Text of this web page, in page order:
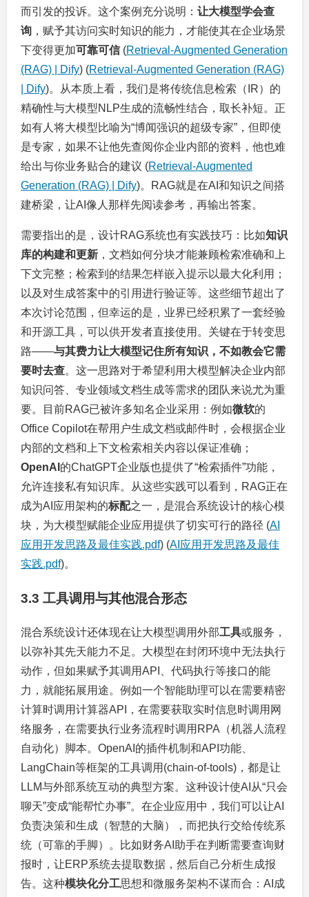
而引发的投诉。这个案例充分说明： 让大模型学会查
询 ，赋予其访问实时知识的能力，才能使其在企业场景
下变得更加可靠可信(Retrieval-Augmented Generation
(RAG) | Dify) (Retrieval-Augmented Generation (RAG)
| Dify)。从本质上看，我们是将传统信息检索（IR）的
精确性与大模型NLP生成的流畅性结合，取长补短。正
如有人将大模型比喻为“博闻强识的超级专家”，但即使
是专家，如果不让他先查阅你企业内部的资料，他也难
给出与你业务贴合的建议 (Retrieval-Augmented
Generation (RAG) | Dify)。RAG就是在AI和知识之间搭
建桥梁，让AI像人那样先阅读参考，再输出答案。
需要指出的是，设计RAG系统也有实践技巧：比如知识
库的构建和更新 ，文档如何分块才能兼顾检索准确和上
下文完整；检索到的结果怎样嵌入提示以最大化利用；
以及对生成答案中的引用进行验证等。这些细节超出了
本次讨论范围，但幸运的是，业界已经积累了一套经验
和开源工具，可以供开发者直接使用。关键在于转变思
路——与其费力让大模型记住所有知识，不如教会它需
要时去查。这一思路对于希望利用大模型解决企业内部
知识问答、专业领域文档生成等需求的团队来说尤为重
要。目前RAG已被许多知名企业采用：例如微软的
Office Copilot在帮用户生成文档或邮件时，会根据企业
内部的文档和上下文检索相关内容以保证准确；
OpenAI 的ChatGPT企业版也提供了“检索插件”功能，
允许连接私有知识库。从这些实践可以看到，RAG正在
成为AI应用架构的标配之一，是混合系统设计的核心模
块，为大模型赋能企业应用提供了切实可行的路径 (AI
应用开发思路及最佳实践.pdf) (AI应用开发思路及最佳
实践.pdf)。
3.3 工具调用与其他混合形态
混合系统设计还体现在让大模型调用外部工具或服务，
以弥补其先天能力不足。大模型在封闭环境中无法执行
动作，但如果赋予其调用API、代码执行等接口的能
力，就能拓展用途。例如一个智能助理可以在需要精密
计算时调用计算器API，在需要获取实时信息时调用网
络服务，在需要执行业务流程时调用RPA（机器人流程
自动化）脚本。OpenAI的插件机制和API功能、
LangChain等框架的工具调用(chain-of-tools)，都是让
LLM与外部系统互动的典型方案。这种设计使AI从“只会
聊天”变成“能帮忙办事”。在企业应用中，我们可以让AI
负责决策和生成（智慧的大脑），而把执行交给传统系
统（可靠的手脚）。比如财务AI助手在判断需要查询财
报时，让ERP系统去提取数据，然后自己分析生成报
告。这种模块化分工思想和微服务架构不谋而合：AI成